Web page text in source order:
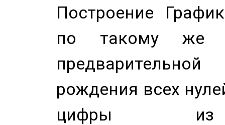
Построение
по такому же
рождения всех
цифры из